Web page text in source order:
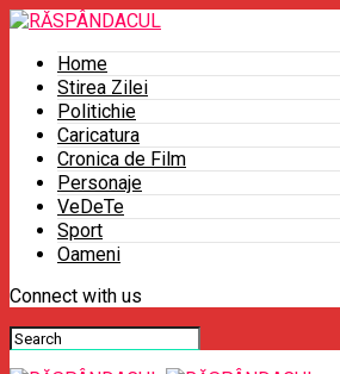
Home
Stirea Zilei
Politichie
Caricatura
Cronica de Film
Personaje
VeDeTe
Sport
Oameni
Connect with us